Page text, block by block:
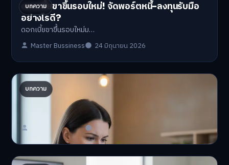
บทความ
ดอกเบี้ยขาขึ้นรอบใหม่! จัดพอร์ตหนี้-ลงทุนรับมือ
อย่างไรดี?
ดอกเบี้ยขาขึ้นรอบใหม่ม…
Master Bussiness 24 มิถุนายน 2026
บทความ
ปรับพอร์ตรับ ‘เงินดิจิทัล 2.0’ จัดสรรงบอย่างไรไม่
ให้พัง
'เงินดิจิทัล 2.0' มาแล…
Master Bussiness 23 มิถุนายน 2026